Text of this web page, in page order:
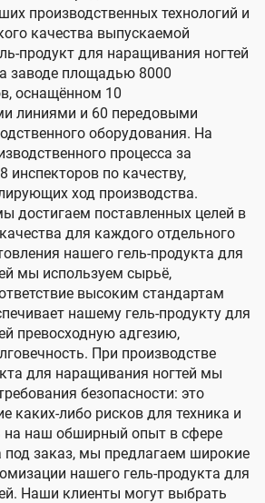
производственных технологий и
качества выпускаемой
продукт для наращивания ногтей
заводе площадью 8000
оснащённом 10
линиями и 60 передовыми
оборудования. На
процесса за
инспекторов по качеству,
ход производства.
достигаем поставленных целей в
для каждого отдельного
нашего гель-продукта для
мы используем сырьё,
высоким стандартам
нашему гель-продукту для
превосходную адгезию,
При производстве
для наращивания ногтей мы
безопасности: это
каких-либо рисков для техника и
на наш обширный опыт в сфере
под заказ, мы предлагаем широкие
нашего гель-продукта для
Наши клиенты могут выбрать